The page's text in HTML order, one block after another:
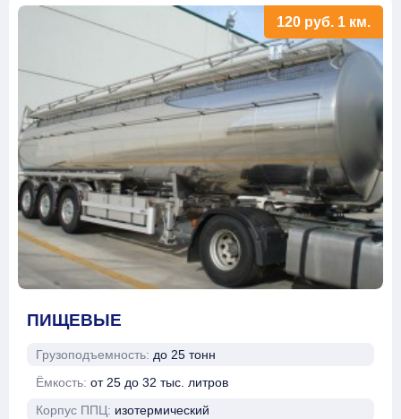
ПИЩЕВЫЕ
Грузоподъемность: до 25 тонн
Ёмкость: от 25 до 32 тыс. литров
Корпус ППЦ: изотермический
120 руб. 1 км.